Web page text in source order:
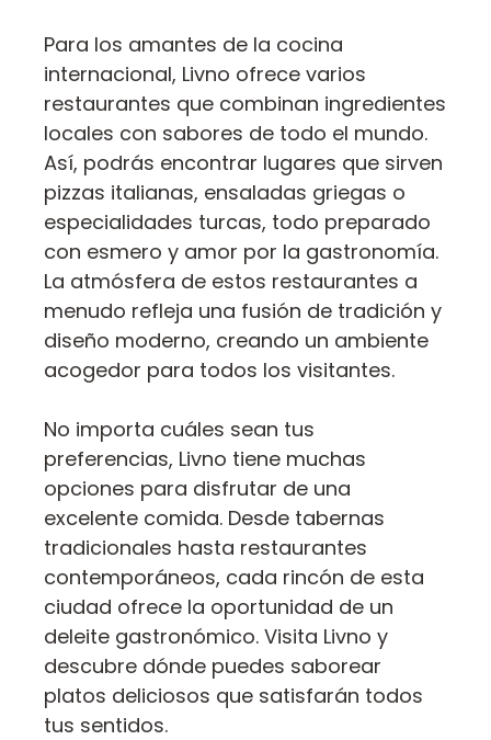
Para los amantes de la cocina
internacional, Livno ofrece varios
restaurantes que combinan ingredientes
locales con sabores de todo el mundo.
Así, podrás encontrar lugares que sirven
pizzas italianas, ensaladas griegas o
especialidades turcas, todo preparado
con esmero y amor por la gastronomía.
La atmósfera de estos restaurantes a
menudo refleja una fusión de tradición y
diseño moderno, creando un ambiente
acogedor para todos los visitantes.
No importa cuáles sean tus
preferencias, Livno tiene muchas
opciones para disfrutar de una
excelente comida. Desde tabernas
tradicionales hasta restaurantes
contemporáneos, cada rincón de esta
ciudad ofrece la oportunidad de un
deleite gastronómico. Visita Livno y
descubre dónde puedes saborear
platos deliciosos que satisfarán todos
tus sentidos.